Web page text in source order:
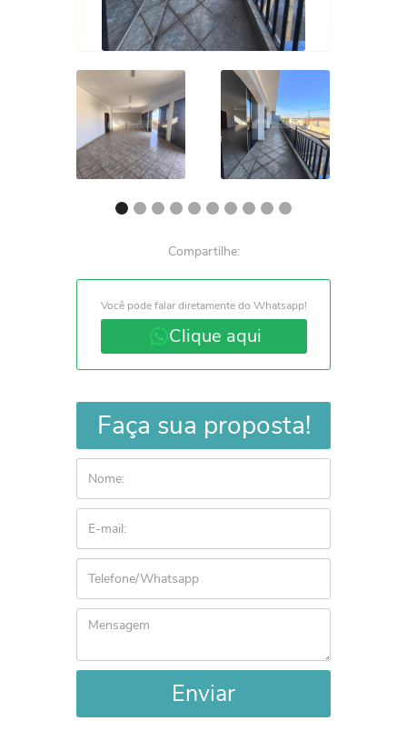
Compartilhe:
Você pode falar diretamente do Whatsapp!
Clique aqui
Faça sua proposta!
Enviar